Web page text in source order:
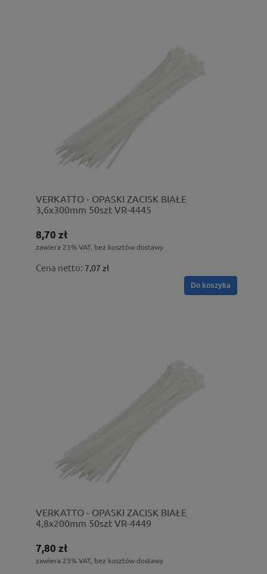
VERKATTO - OPASKI ZACISK BIAŁE
3,6x300mm 50szt VR-4445
8,70 zł
zawiera 23% VAT, bez kosztów dostawy
Cena netto: 7,07 zł
Do koszyka
VERKATTO - OPASKI ZACISK BIAŁE
4,8x200mm 50szt VR-4449
7,80 zł
zawiera 23% VAT, bez kosztów dostawy